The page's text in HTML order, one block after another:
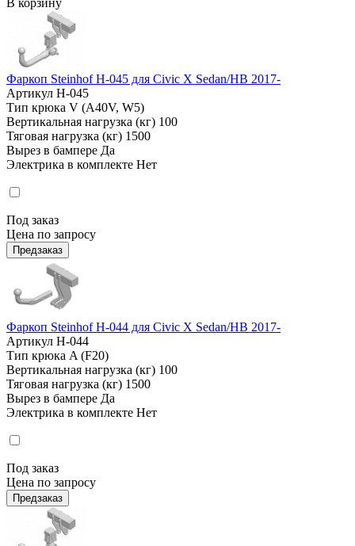
В корзину
Фаркоп Steinhof H-045 для Civic X Sedan/HB 2017-
Артикул H-045
Тип крюка V (A40V, W5)
Вертикальная нагрузка (кг) 100
Тяговая нагрузка (кг) 1500
Вырез в бампере Да
Электрика в комплекте Нет
Под заказ
Цена по запросу
Предзаказ
Фаркоп Steinhof H-044 для Civic X Sedan/HB 2017-
Артикул H-044
Тип крюка A (F20)
Вертикальная нагрузка (кг) 100
Тяговая нагрузка (кг) 1500
Вырез в бампере Да
Электрика в комплекте Нет
Под заказ
Цена по запросу
Предзаказ